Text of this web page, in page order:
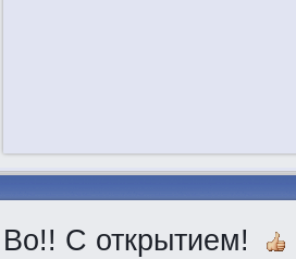
Во!! C открытием!